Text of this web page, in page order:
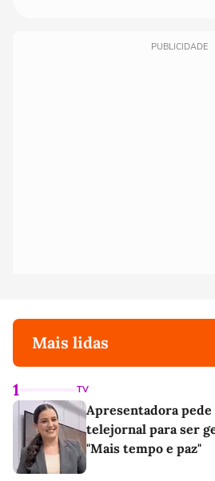
PUBLICIDADE
Mais lidas
1 TV
Apresentadora pede
telejornal para ser
"Mais tempo e paz"